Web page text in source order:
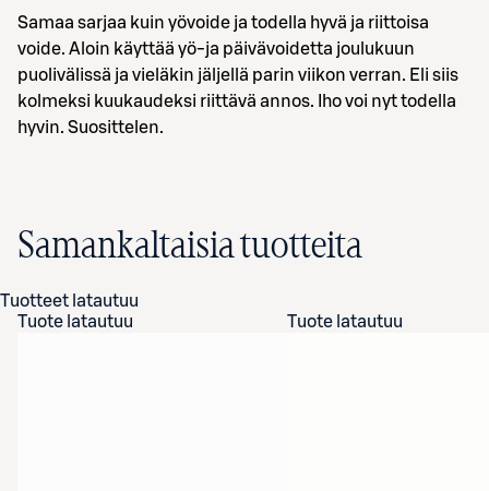
Samaa sarjaa kuin yövoide ja todella hyvä ja riittoisa
voide. Aloin käyttää yö-ja päivävoidetta joulukuun
puolivälissä ja vieläkin jäljellä parin viikon verran. Eli siis
kolmeksi kuukaudeksi riittävä annos. Iho voi nyt todella
hyvin. Suosittelen.
Samankaltaisia tuotteita
Tuotteet latautuu
Tuote latautuu
Tuote latautuu